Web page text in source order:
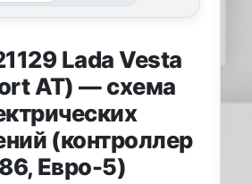
Lada Vesta
AT) — схема
(контроллер
Евро-5)